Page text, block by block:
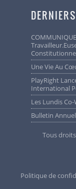
COMMUNIQUE DE PRESSE – Pension Des
Une Vie Au
PlayRight Lance Une Bourse De Développement
International
Les Lundis
Bulletin
Tous
Politique de